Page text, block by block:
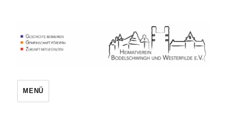
MENÜ